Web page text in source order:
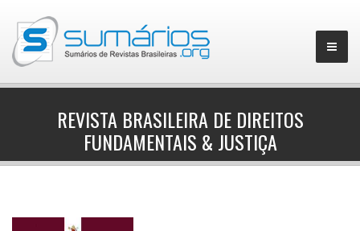
REVISTA BRASILEIRA DE DIREITOS
FUNDAMENTAIS & JUSTIÇA